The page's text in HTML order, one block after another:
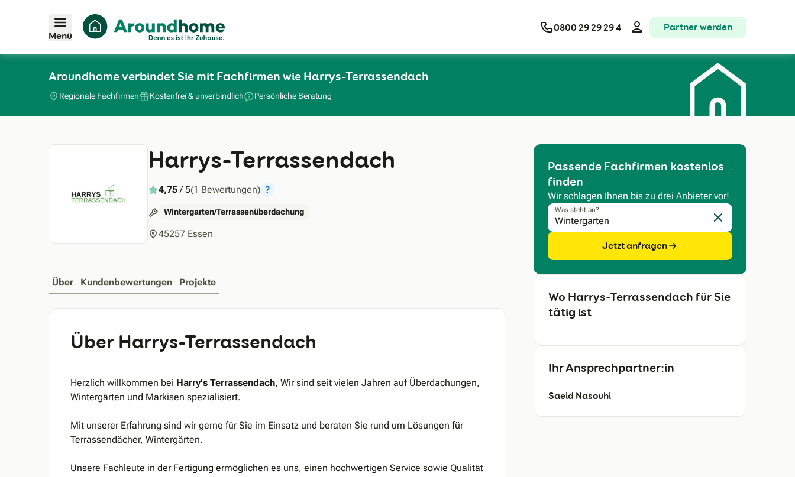
Menü
0800 29 29 29 4 Partner werden
Aroundhome verbindet Sie mit Fachfirmen wie Harrys-Terrassendach
Regionale Fachfirmen Kostenfrei & unverbindlich Persönliche Beratung
Harrys-Terrassendach
4,75/ 5(1 Bewertungen) ?
Wintergarten/Terrassenüberdachung
45257 Essen
Über Kundenbewertungen Projekte
Über Harrys-Terrassendach
Herzlich willkommen bei Harry's Terrassendach, Wir sind seit vielen Jahren auf Überdachungen,
Wintergärten und Markisen spezialisiert.
Mit unserer Erfahrung sind wir gerne für Sie im Einsatz und beraten Sie rund um Lösungen für
Terrassendächer, Wintergärten.
Unsere Fachleute in der Fertigung ermöglichen es uns, einen hochwertigen Service sowie Qualität
Passende Fachfirmen kostenlos
finden
Wir schlagen Ihnen bis zu drei Anbieter vor!
Was steht an?
Eingabe löschen
Jetzt anfragen
Wo Harrys-Terrassendach für Sie
tätig ist
Ihr Ansprechpartner:in
Saeid Nasouhi